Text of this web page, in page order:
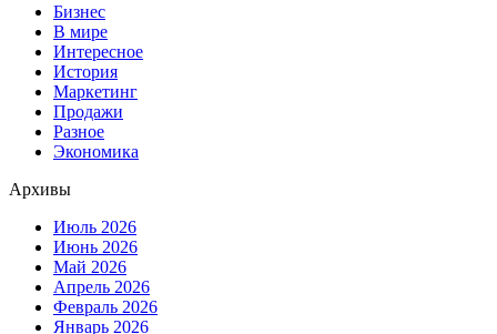
Бизнес
В мире
Интересное
История
Маркетинг
Продажи
Разное
Экономика
Архивы
Июль 2026
Июнь 2026
Май 2026
Апрель 2026
Февраль 2026
Январь 2026